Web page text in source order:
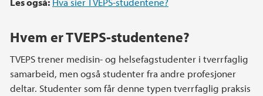
Hvem er TVΕPS-studentene?
TVEPS trener medisin- og helsefagstudenter i tverrfaglig
samarbeid, men også studenter fra andre profesjoner
deltar. Studenter som får denne typen tverrfaglig praksis